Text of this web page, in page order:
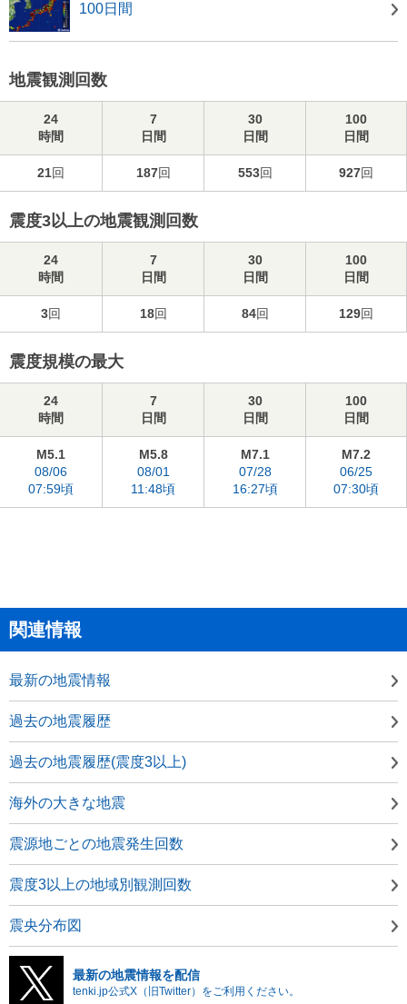
100日間
地震観測回数
24
時間
7
日間
30
日間
100
日間
21回 187回 553回 927回
震度3以上の地震観測回数
24
時間
7
日間
30
日間
100
日間
3回 18回 84回 129回
震度規模の最大
24
時間
7
日間
30
日間
100
日間
M5.1
08/06
07:59頃
M5.8
08/01
11:48頃
M7.1
07/28
16:27頃
M7.2
06/25
07:30頃
関連情報
最新の地震情報
過去の地震履歴
過去の地震履歴(震度3以上)
海外の大きな地震
震源地ごとの地震発生回数
震度3以上の地域別観測回数
震央分布図
最新の地震情報を配信
tenki.jp公式X（旧Twitter）をご利用ください。